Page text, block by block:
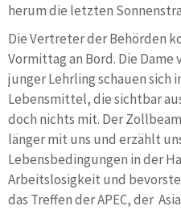
herum die letzten
Die Vertreter der Behörden
Vormittag an Bord. Die
junger Lehrling schauen sich
Lebensmittel, die sichtbar
doch nichts mit. Der
länger mit uns und erzählt
Lebensbedingungen in der
Arbeitslosigkeit und
das Treffen der APEC, der